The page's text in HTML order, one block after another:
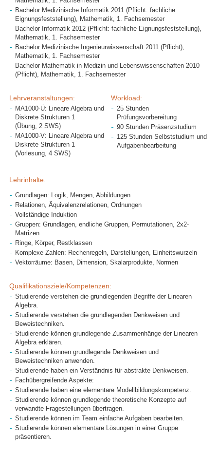
Bachelor Medizinische Informatik 2011 (Pflicht: fachliche
Eignungsfeststellung), Mathematik, 1. Fachsemester
Bachelor Informatik 2012 (Pflicht: fachliche Eignungsfeststellung),
Mathematik, 1. Fachsemester
Bachelor Medizinische Ingenieurwissenschaft 2011 (Pflicht),
Mathematik, 1. Fachsemester
Bachelor Mathematik in Medizin und Lebenswissenschaften 2010
(Pflicht), Mathematik, 1. Fachsemester
Lehrveranstaltungen:
MA1000-Ü: Lineare Algebra und
Diskrete Strukturen 1
(Übung, 2 SWS)
MA1000-V: Lineare Algebra und
Diskrete Strukturen 1
(Vorlesung, 4 SWS)
Workload:
25 Stunden
Prüfungsvorbereitung
90 Stunden Präsenzstudium
125 Stunden Selbststudium und
Aufgabenbearbeitung
Lehrinhalte:
Grundlagen: Logik, Mengen, Abbildungen
Relationen, Äquivalenzrelationen, Ordnungen
Vollständige Induktion
Gruppen: Grundlagen, endliche Gruppen, Permutationen, 2x2-
Matrizen
Ringe, Körper, Restklassen
Komplexe Zahlen: Rechenregeln, Darstellungen, Einheitswurzeln
Vektorräume: Basen, Dimension, Skalarprodukte, Normen
Qualifikationsziele/Kompetenzen:
Studierende verstehen die grundlegenden Begriffe der Linearen
Algebra.
Studierende verstehen die grundlegenden Denkweisen und
Beweistechniken.
Studierende können grundlegende Zusammenhänge der Linearen
Algebra erklären.
Studierende können grundlegende Denkweisen und
Beweistechniken anwenden.
Studierende haben ein Verständnis für abstrakte Denkweisen.
Fachübergreifende Aspekte:
Studierende haben eine elementare Modellbildungskompetenz.
Studierende können grundlegende theoretische Konzepte auf
verwandte Fragestellungen übertragen.
Studierende können im Team einfache Aufgaben bearbeiten.
Studierende können elementare Lösungen in einer Gruppe
präsentieren.